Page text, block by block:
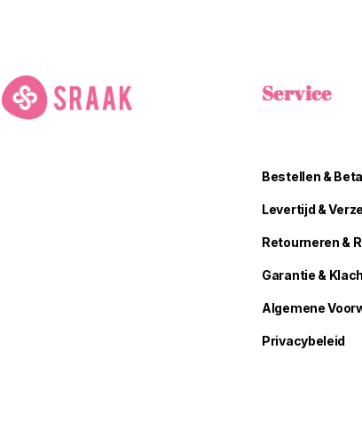
Service
Bestellen &
Levertijd &
Retourneren &
Garantie &
Algemene
Privacybeleid